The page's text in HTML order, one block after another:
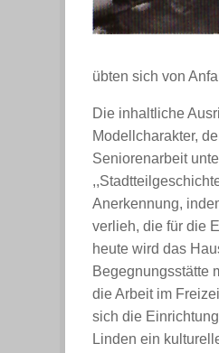
übten sich von
Die inhaltliche
Modellcharakter,
Seniorenarbeit
Anerkennung,
verlieh, die für die
heute wird das
Begegnungsstätte
die Arbeit im
sich die
Linden ein